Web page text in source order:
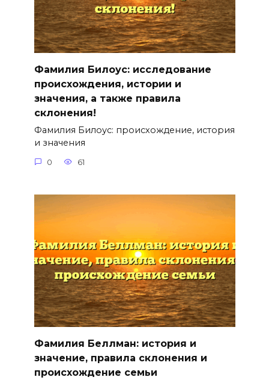
Фамилия Билоус: исследование
происхождения, истории и
значения, а также правила
склонения!
Фамилия Билоус: происхождение, история
и значения
0 61
Фамилия Беллман: история и
значение, правила склонения и
происхождение семьи